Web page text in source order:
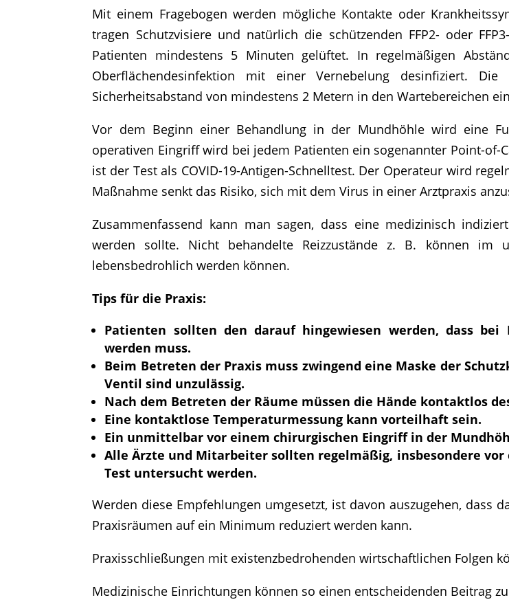
Mit einem Fragebogen werden mögliche Kontakte oder
tragen Schutzvisiere und natürlich die schützenden FFP2- oder
Patienten mindestens 5 Minuten gelüftet. In regelmäßigen
Oberflächendesinfektion mit einer Vernebelung desinfiziert.
Sicherheitsabstand von mindestens 2 Metern in den Wartebereichen
Vor dem Beginn einer Behandlung in der Mundhöhle wird eine
operativen Eingriff wird bei jedem Patienten ein sogenannter Point-of-
ist der Test als COVID-19-Antigen-Schnelltest. Der Operateur wird
Maßnahme senkt das Risiko, sich mit dem Virus in einer Arztpraxis
Zusammenfassend kann man sagen, dass eine medizinisch
werden sollte. Nicht behandelte Reizzustände z. B. können im
lebensbedrohlich werden können.
Tips für die Praxis:
Patienten sollten den darauf hingewiesen werden, dass
werden muss.
Beim Betreten der Praxis muss zwingend eine Maske der
Ventil sind unzulässig.
Nach dem Betreten der Räume müssen die Hände kontaktlos
Eine kontaktlose Temperaturmessung kann vorteilhaft sein.
Ein unmittelbar vor einem chirurgischen Eingriff in der
Alle Ärzte und Mitarbeiter sollten regelmäßig, insbesondere
Test untersucht werden.
Werden diese Empfehlungen umgesetzt, ist davon auszugehen, dass
Praxisräumen auf ein Minimum reduziert werden kann.
Praxisschließungen mit existenzbedrohenden wirtschaftlichen Folgen
Medizinische Einrichtungen können so einen entscheidenden Beitrag